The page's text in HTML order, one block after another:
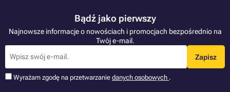
Bądź jako pierwszy
Najnowsze informacje o nowościach i promocjach bezpośrednio na
Twój e-mail.
Zapisz
Wyrażam zgodę na przetwarzanie danych osobowych .